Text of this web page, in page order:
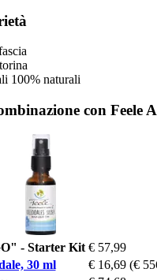
100% naturali
con Feele
- Starter Kit € 57,99
30 ml
€ 16,69 (€